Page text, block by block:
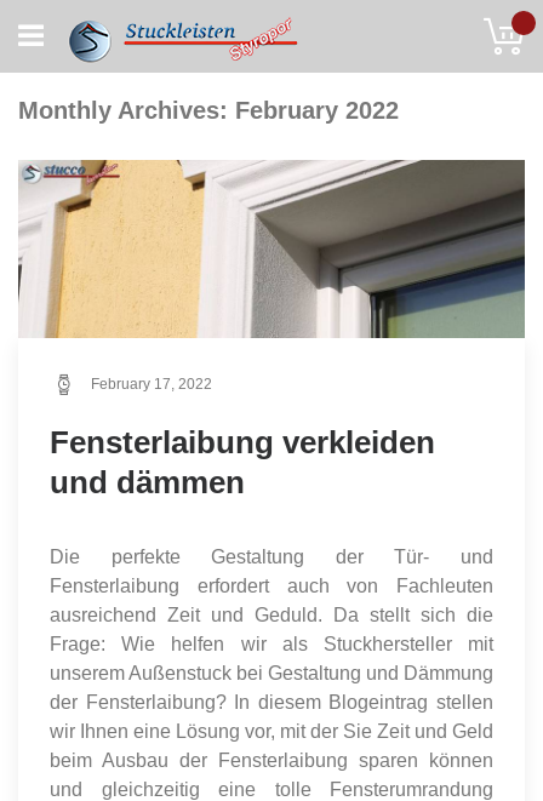
to
Content
Monthly Archives: February 2022
February 17, 2022
Fensterlaibung verkleiden
und dämmen
Die perfekte Gestaltung der Tür- und
Fensterlaibung erfordert auch von Fachleuten
ausreichend Zeit und Geduld. Da stellt sich die
Frage: Wie helfen wir als Stuckhersteller mit
unserem Außenstuck bei Gestaltung und Dämmung
der Fensterlaibung? In diesem Blogeintrag stellen
wir Ihnen eine Lösung vor, mit der Sie Zeit und Geld
beim Ausbau der Fensterlaibung sparen können
und gleichzeitig eine tolle Fensterumrandung